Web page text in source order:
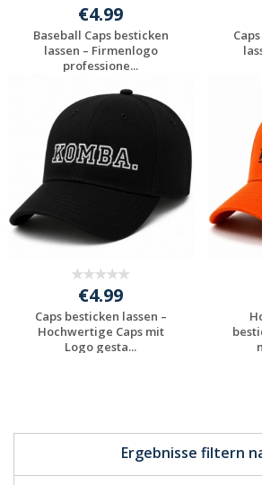
Ergebnisse filtern
€4.99
Baseball Caps besticken
lassen – Firmenlogo
professione...
Jetzt Angebot
anfordern
€4.99
Caps besticken lassen –
Hochwertige Caps mit
Logo gesta...